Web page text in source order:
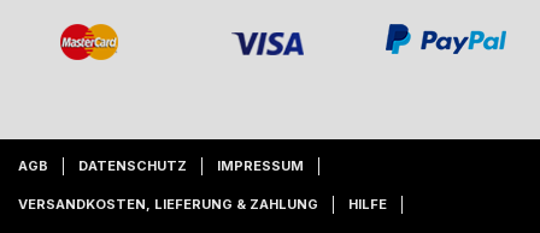
AGB DATENSCHUTZ IMPRESSUM
VERSANDKOSTEN, LIEFERUNG & ZAHLUNG HILFE